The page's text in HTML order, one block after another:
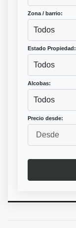
Zona / barrio:
Todos
Estado Propiedad:
Todos
Alcobas:
Todos
Precio desde: